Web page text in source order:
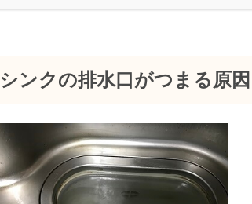
シンクの排水口がつまる原